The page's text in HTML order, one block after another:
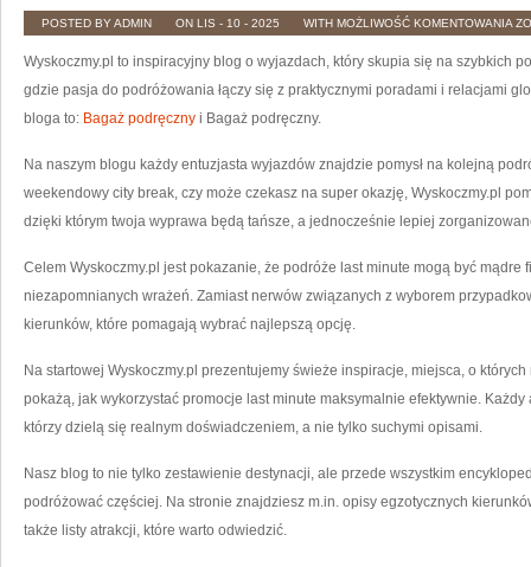
POSTED BY ADMIN ON LIS - 10 - 2025 WITH MOŻLIWOŚĆ KOMENTOWANIA
ZA
PO
W
Wyskoczmy.pl to inspiracyjny blog o wyjazdach, który skupia się na szybkich
gdzie pasja do podróżowania łączy się z praktycznymi poradami i relacjami
bloga to: Bagaż podręczny i Bagaż podręczny.
Na naszym blogu każdy entuzjasta wyjazdów znajdzie pomysł na kolejną
weekendowy city break, czy może czekasz na super okazję, Wyskoczmy.pl
dzięki którym twoja wyprawa będą tańsze, a jednocześnie lepiej
Celem Wyskoczmy.pl jest pokazanie, że podróże last minute mogą być mądre
niezapomnianych wrażeń. Zamiast nerwów związanych z wyborem
kierunków, które pomagają wybrać najlepszą opcję.
Na startowej Wyskoczmy.pl prezentujemy świeże inspiracje, miejsca, o
pokażą, jak wykorzystać promocje last minute maksymalnie efektywnie. Każdy
którzy dzielą się realnym doświadczeniem, a nie tylko suchymi opisami.
Nasz blog to nie tylko zestawienie destynacji, ale przede wszystkim
podróżować częściej. Na stronie znajdziesz m.in. opisy egzotycznych
także listy atrakcji, które warto odwiedzić.